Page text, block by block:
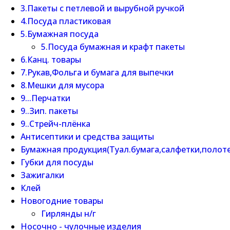
3.Пакеты с петлевой и вырубной ручкой
4.Посуда пластиковая
5.Бумажная посуда
5.Посуда бумажная и крафт пакеты
6.Канц. товары
7.Рукав,Фольга и бумага для выпечки
8.Мешки для мусора
9...Перчатки
9..Зип. пакеты
9..Стрейч-плёнка
Антисептики и средства защиты
Бумажная
Губки для посуды
Зажигалки
Клей
Новогодние товары
Гирлянды н/г
Носочно - чулочные изделия